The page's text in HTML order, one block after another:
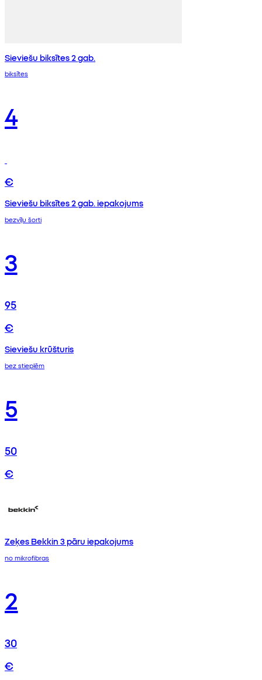
Sieviešu biksītes 2 gab.
biksītes
4
€
Sieviešu biksītes 2 gab. iepakojums
bezvīļu šorti
3
95
€
Sieviešu krūšturis
bez stieplēm
5
50
€
Zeķes Bekkin 3 pāru iepakojums
no mikrofibras
2
30
€